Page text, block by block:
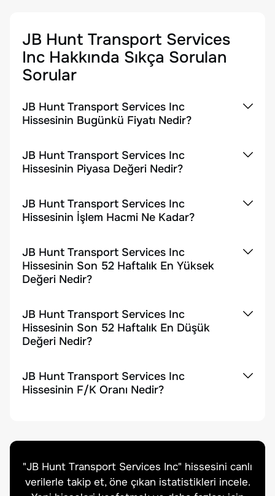
JB Hunt Transport Services
Inc Hakkında Sıkça Sorulan
Sorular
JB Hunt Transport Services Inc
Hissesinin Bugünkü Fiyatı Nedir?
JB Hunt Transport Services Inc
Hissesinin Piyasa Değeri Nedir?
JB Hunt Transport Services Inc
Hissesinin İşlem Hacmi Ne Kadar?
JB Hunt Transport Services Inc
Hissesinin Son 52 Haftalık En Yüksek
Değeri Nedir?
JB Hunt Transport Services Inc
Hissesinin Son 52 Haftalık En Düşük
Değeri Nedir?
JB Hunt Transport Services Inc
Hissesinin F/K Oranı Nedir?
"JB Hunt Transport Services Inc" hissesini canlı
verilerle takip et, öne çıkan istatistikleri incele.